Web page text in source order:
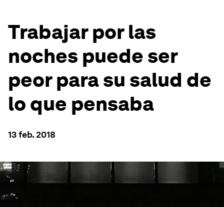
Trabajar por las
noches puede ser
peor para su salud de
lo que pensaba
13 feb. 2018